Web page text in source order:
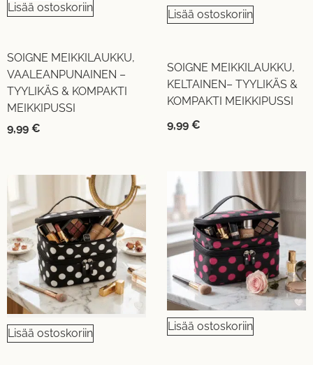
Lisää ostoskoriin
SOIGNE MEIKKILAUKKU,
VAALEANPUNAINEN –
TYYLIKÄS & KOMPAKTI
MEIKKIPUSSI
9,99 €
Lisää ostoskoriin
SOIGNE MEIKKILAUKKU,
KELTAINEN– TYYLIKÄS &
KOMPAKTI MEIKKIPUSSI
9,99 €
Lisää ostoskoriin
Lisää ostoskoriin